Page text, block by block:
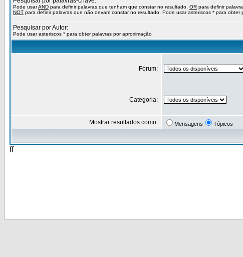
Pode usarAND para definir palavras que tenham que constar no resultado, OR para definir
NOT para definir palavras que não devam constar no resultado. Pode usar asteriscos * para obter
Pesquisar por Autor:
Pode usar asteriscos * para obter palavras por aproximação
Fórum:
Categoria:
Mostrar resultados como: Mensagens Tópicos
ff